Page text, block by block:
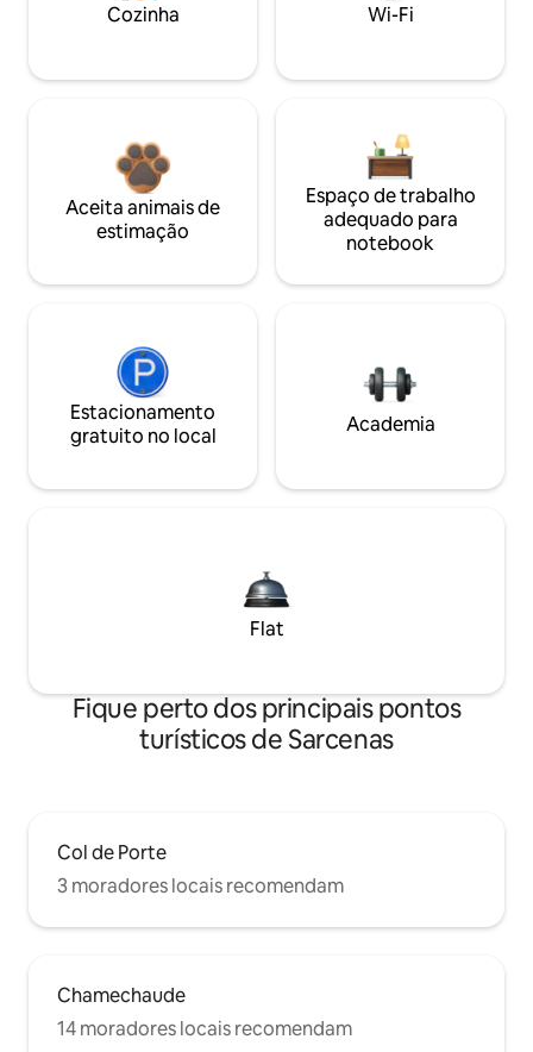
Cozinha Wi-Fi
Aceita animais de
estimação
Espaço de trabalho
adequado para
notebook
Estacionamento
gratuito no local
Academia
Flat
Fique perto dos principais pontos
turísticos de Sarcenas
Col de Porte
3 moradores locais recomendam
Chamechaude
14 moradores locais recomendam